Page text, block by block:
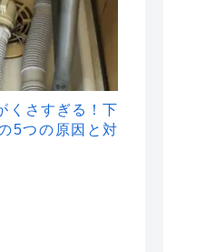
くさすぎる！下
5つの原因と対